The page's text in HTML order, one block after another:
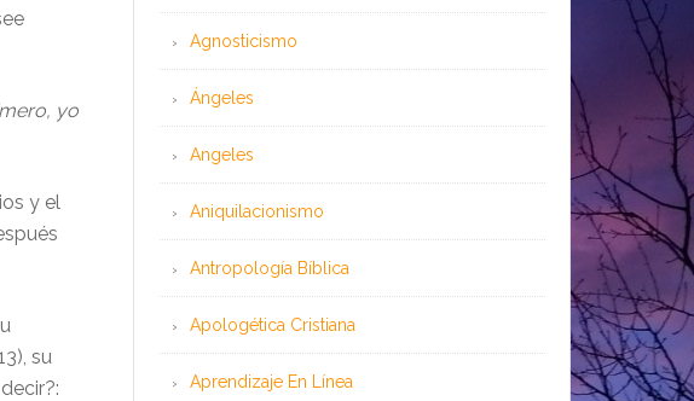
yo
y el
su
Agnosticismo
Ángeles
Angeles
Aniquilacionismo
Antropología Bíblica
Apologética Cristiana
Aprendizaje En Línea